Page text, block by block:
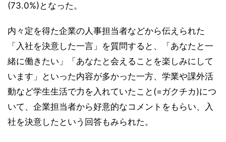
(73.0%)となった。
内々定を得た企業の人事担当者などから伝えられた
「入社を決意した一言」を質問すると、「あなたと一
緒に働きたい」「あなたと会えることを楽しみにして
います」といった内容が多かった一方、学業や課外活
動など学生生活で力を入れていたこと(=ガクチカ)につ
いて、企業担当者から好意的なコメントをもらい、入
社を決意したという回答もみられた。